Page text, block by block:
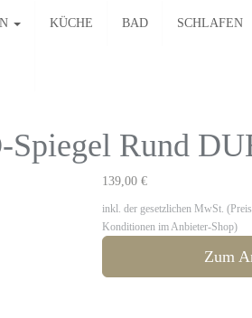
KÜCHE BAD SCHLAFEN
Rund
139,00 €
inkl. der gesetzlichen MwSt.
Konditionen im Anbieter-Shop)
Zum